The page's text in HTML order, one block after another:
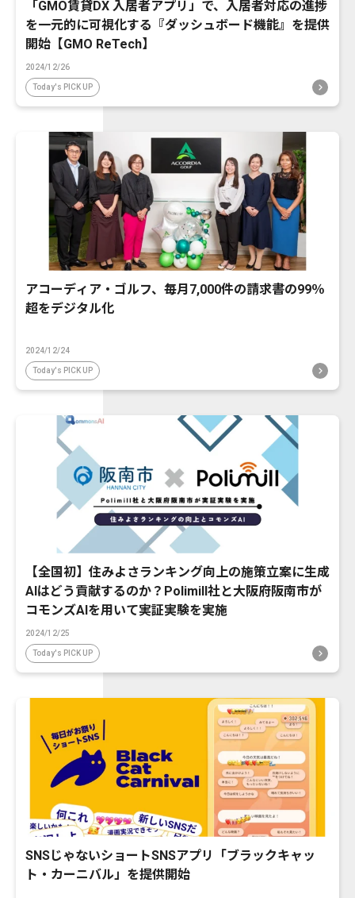
「GMO賃貸DX 入居者アプリ」で、入居者対応の進捗
を一元的に可視化する『ダッシュボード機能』を提供
開始【GMO ReTech】
2024/12/26
Today's PICK UP
アコーディア・ゴルフ、毎月7,000件の請求書の99％
超をデジタル化
2024/12/24
Today's PICK UP
【全国初】住みよさランキング向上の施策立案に生成
AIはどう貢献するのか？Polimill社と大阪府阪南市が
コモンズAIを用いて実証実験を実施
2024/12/25
Today's PICK UP
SNSじゃないショートSNSアプリ「ブラックキャッ
ト・カーニバル」を提供開始